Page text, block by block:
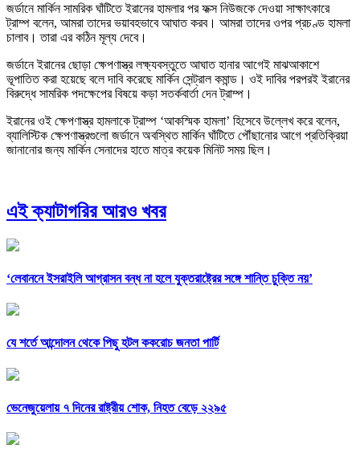
জর্ডানে মার্কিন সামরিক ঘাঁটিতে ইরানের হামলার পর ফক্স নিউজকে দেওয়া সাক্ষাৎকারে
ট্রাম্প বলেন, আমরা তাদের ভয়াবহভাবে আঘাত করব। আমরা তাদের ওপর প্রচণ্ড হামলা
চালাব। তারা এর কঠিন মূল্য দেবে।
জর্ডানে ইরানের ছোড়া ক্ষেপণাস্ত্র লক্ষ্যবস্তুতে আঘাত হানার আগেই মাঝআকাশে
ভূপাতিত করা হয়েছে বলে দাবি করেছে মার্কিন সেন্ট্রাল কমান্ড। ওই দাবির পরপরই ইরানের
বিরুদ্ধে সামরিক পদক্ষেপের বিষয়ে কড়া সতর্কবার্তা দেন ট্রাম্প।
ইরানের ওই ক্ষেপণাস্ত্র হামলাকে ট্রাম্প ‘আকস্মিক হামলা’ হিসেবে উল্লেখ করে বলেন,
ব্যালিস্টিক ক্ষেপণাস্ত্রগুলো জর্ডানে অবস্থিত মার্কিন ঘাঁটিতে পৌঁছানোর আগে প্রতিক্রিয়া
জানানোর জন্য মার্কিন সেনাদের হাতে মাত্র কয়েক মিনিট সময় ছিল।
এই ক্যাটাগরির আরও খবর
‘লেবাননে ইসরাইলি আগ্রাসন বন্ধ না হলে যুক্তরাষ্ট্রের সঙ্গে শান্তি চুক্তি নয়’
যে শর্তে আন্দোলন থেকে পিছু হটল ককরোচ জনতা পার্টি
ভেনেজুয়েলায় ৭ দিনের রাষ্ট্রীয় শোক, নিহত বেড়ে ২২৯৫